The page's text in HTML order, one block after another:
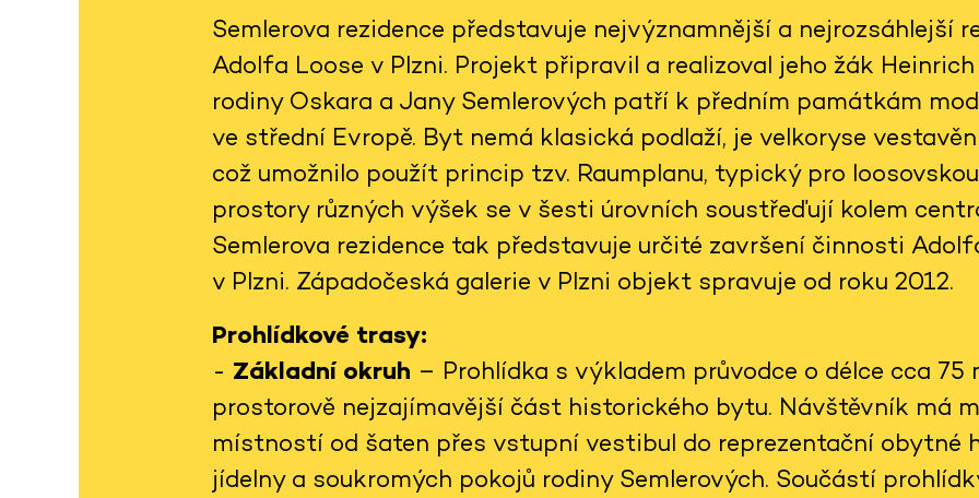
Semlerova rezidence představuje nejvýznamnější a nejrozsáhlejší
Adolfa Loose v Plzni. Projekt připravil a realizoval jeho žák
rodiny Oskara a Jany Semlerových patří k předním památkám
ve střední Evropě. Byt nemá klasická podlaží, je velkoryse
což umožnilo použít princip tzv. Raumplanu, typický pro
prostory různých výšek se v šesti úrovních soustřeďují kolem
Semlerova rezidence tak představuje určité završení činnosti
v Plzni. Západočeská galerie v Plzni objekt spravuje od roku 2012.
Prohlídkové trasy:
- Základní okruh – Prohlídka s výkladem průvodce o délce cca 75
prostorově nejzajímavější část historického bytu. Návštěvník má
místností od šaten přes vstupní vestibul do reprezentační obytné
jídelny a soukromých pokojů rodiny Semlerových. Součástí